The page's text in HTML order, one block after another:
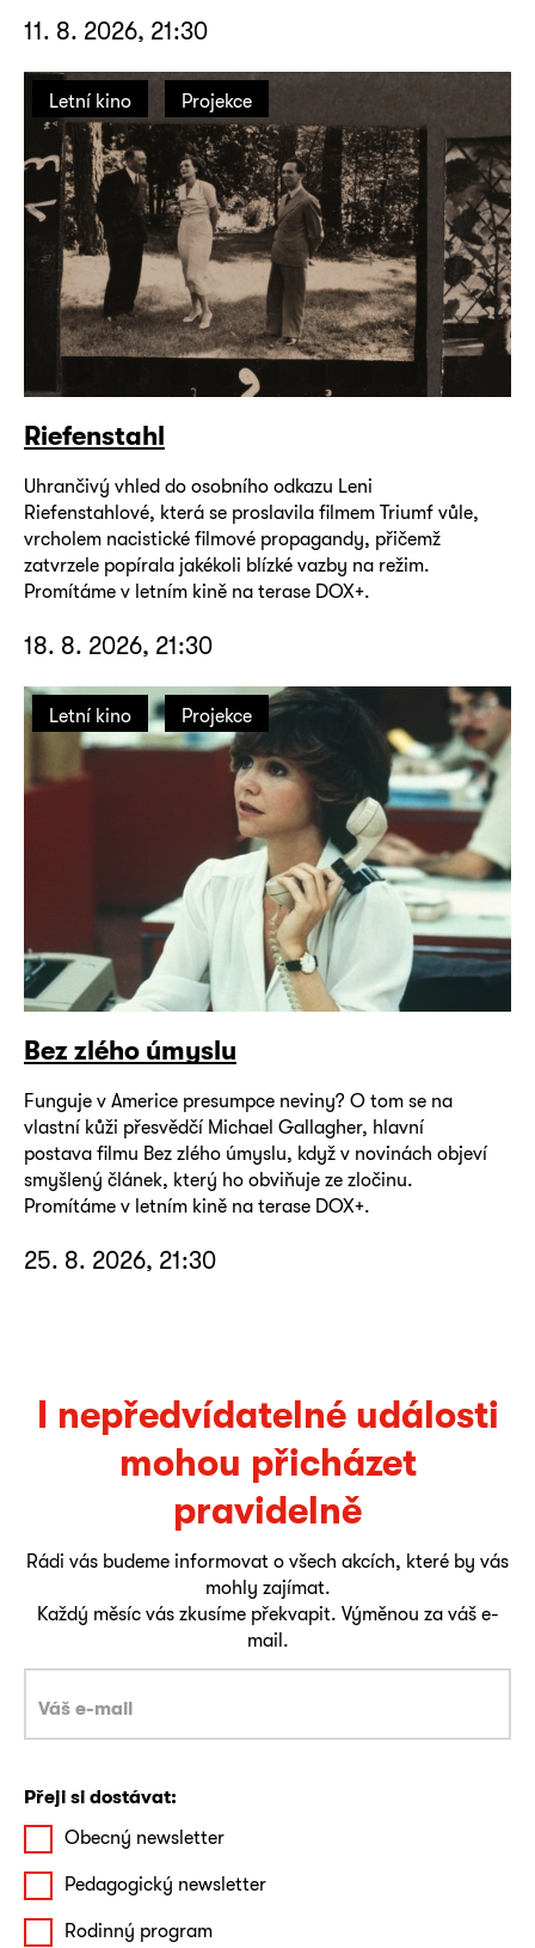
11. 8. 2026, 21:30
Letní kino Projekce
Riefenstahl
Uhrančivý vhled do osobního odkazu Leni
Riefenstahlové, která se proslavila filmem Triumf vůle,
vrcholem nacistické filmové propagandy, přičemž
zatvrzele popírala jakékoli blízké vazby na režim.
Promítáme v letním kině na terase DOX+.
18. 8. 2026, 21:30
Letní kino Projekce
Bez zlého úmyslu
Funguje v Americe presumpce neviny? O tom se na
vlastní kůži přesvědčí Michael Gallagher, hlavní
postava filmu Bez zlého úmyslu, když v novinách objeví
smyšlený článek, který ho obviňuje ze zločinu.
Promítáme v letním kině na terase DOX+.
25. 8. 2026, 21:30
I nepředvídatelné události
mohou přicházet
pravidelně
Rádi vás budeme informovat o všech akcích, které by vás
mohly zajímat.
Každý měsíc vás zkusíme překvapit. Výměnou za váš e-
mail.
Přeji si dostávat:
Obecný newsletter
Pedagogický newsletter
Rodinný program